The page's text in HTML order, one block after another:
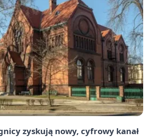
zyskują nowy, cyfrowy kanał